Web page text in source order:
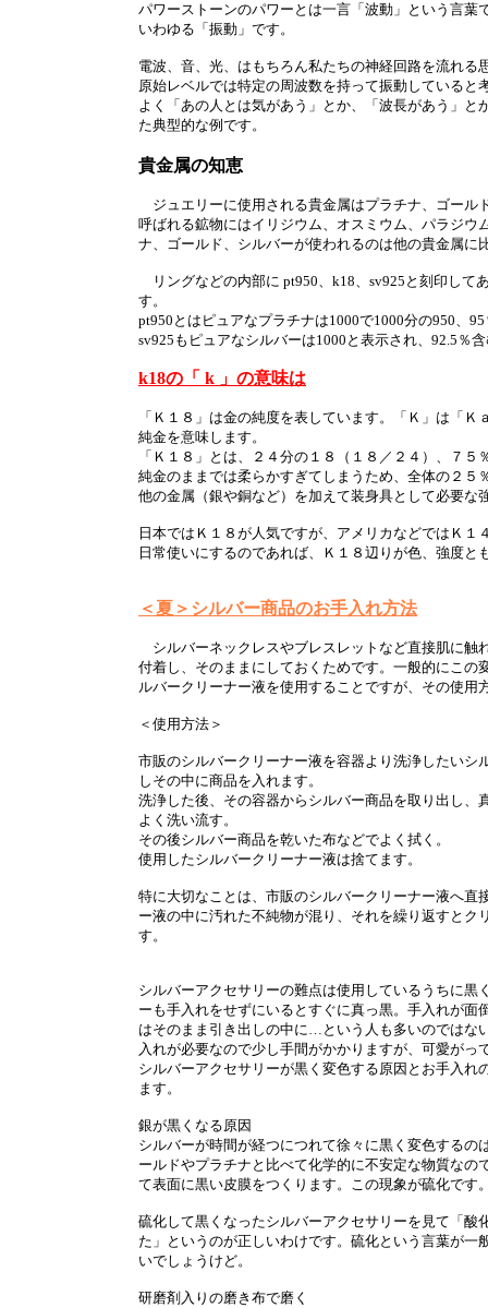
パワーストーンのパワーとは一言「波動」という言
いわゆる「振動」です。
電波、音、光、はもちろん私たちの神経回路を流れる
原始レベルでは特定の周波数を持って振動していると
よく「あの人とは気があう」とか、「波長があう」
た典型的な例です。
貴金属の知恵
ジュエリーに使用される貴金属はプラチナ、ゴール
呼ばれる鉱物にはイリジウム、オスミウム、パラジ
ナ、ゴールド、シルバーが使われるのは他の貴金属
リングなどの内部に pt950、k18、sv925と刻印して
す。
pt950とはピュアなプラチナは1000で1000分の950、
sv925もピュアなシルバーは1000と表示され、92.5％
k18の「 k 」の意味は
「Ｋ１８」は金の純度を表しています。「Ｋ」は「
純金を意味します。
「Ｋ１８」とは、２４分の１８（１８／２４）、７
純金のままでは柔らかすぎてしまうため、全体の２５
他の金属（銀や銅など）を加えて装身具として必要な
日本ではＫ１８が人気ですが、アメリカなどではＫ１
日常使いにするのであれば、Ｋ１８辺りが色、強度と
＜夏＞シルバー商品のお手入れ方法
シルバーネックレスやブレスレットなど直接肌に触
付着し、そのままにしておくためです。一般的にこ
ルバークリーナー液を使用することですが、その使
＜使用方法＞
市販のシルバークリーナー液を容器より洗浄したい
しその中に商品を入れます。
洗浄した後、その容器からシルバー商品を取り出し
よく洗い流す。
その後シルバー商品を乾いた布などでよく拭く。
使用したシルバークリーナー液は捨てます。
特に大切なことは、市販のシルバークリーナー液へ
ー液の中に汚れた不純物が混り、それを繰り返すと
す。
シルバーアクセサリーの難点は使用しているうちに
ーも手入れをせずにいるとすぐに真っ黒。手入れが
はそのまま引き出しの中に…という人も多いのではな
入れが必要なので少し手間がかかりますが、可愛が
シルバーアクセサリーが黒く変色する原因とお手入
ます。
銀が黒くなる原因
シルバーが時間が経つにつれて徐々に黒く変色する
ールドやプラチナと比べて化学的に不安定な物質な
て表面に黒い皮膜をつくります。この現象が硫化です
硫化して黒くなったシルバーアクセサリーを見て「
た」というのが正しいわけです。硫化という言葉が
いでしょうけど。
研磨剤入りの磨き布で磨く